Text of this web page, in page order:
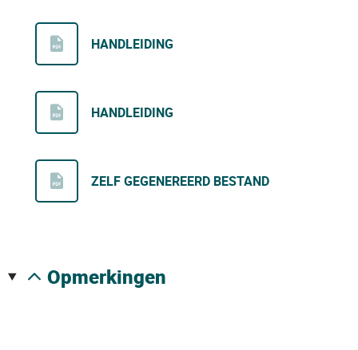
HANDLEIDING
HANDLEIDING
ZELF GEGENEREERD BESTAND
opmerkingen